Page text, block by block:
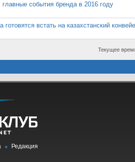
события бренда в 2016 году
готовятся встать на казахстанский
Текущее
Редакция